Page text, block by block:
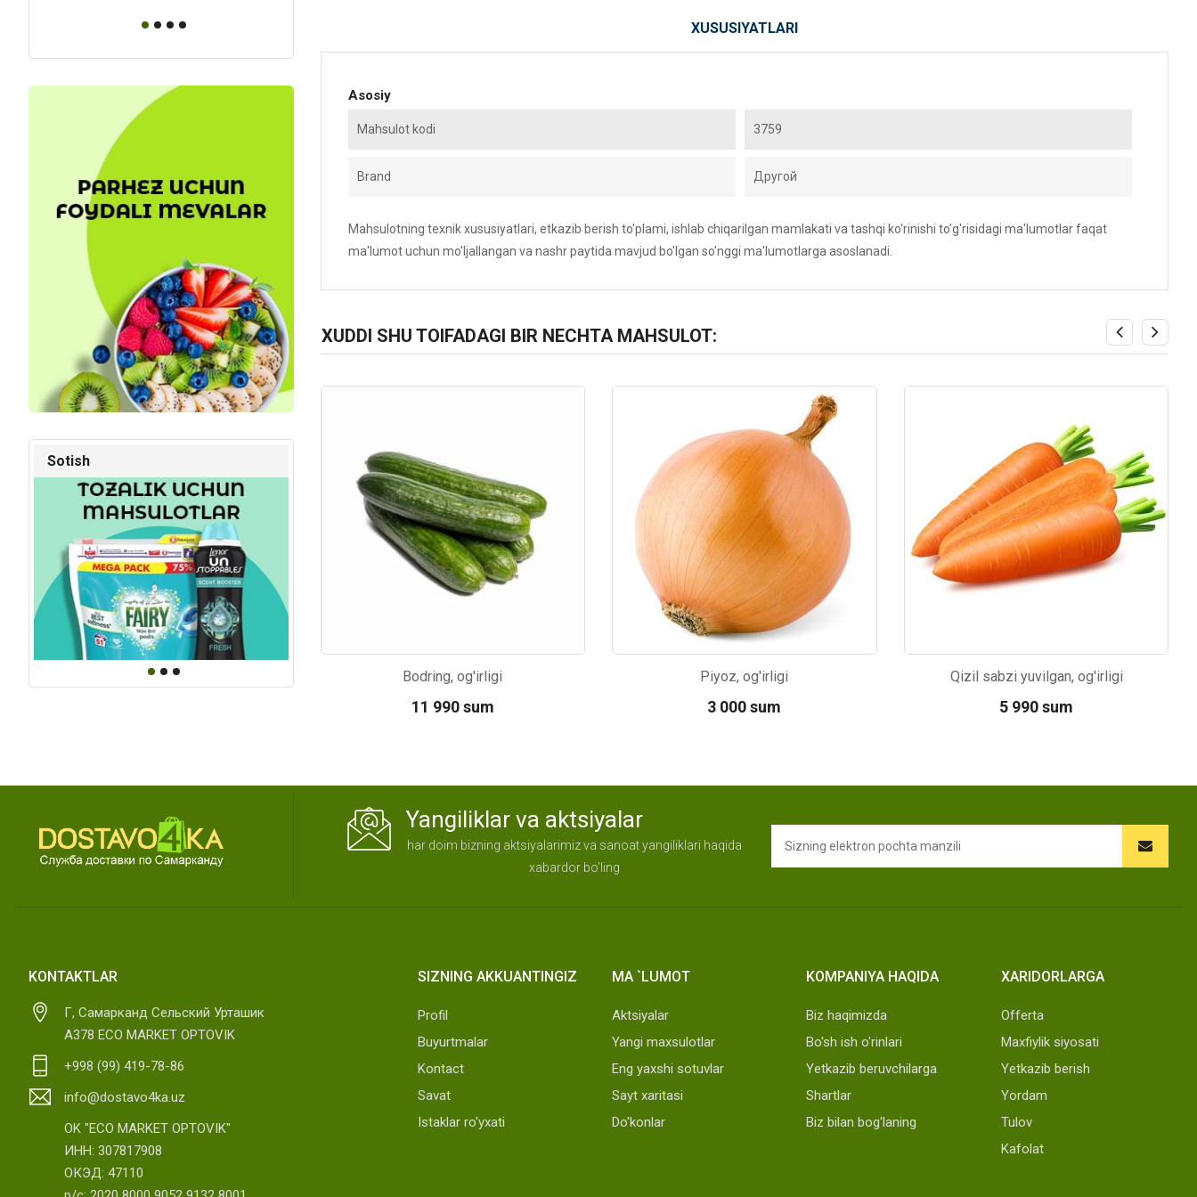
Sotish
XUSUSIYATLARI
Asosiy
Mahsulot kodi 3759
Brand Другой
Mahsulotning texnik xususiyatlari, etkazib berish to'plami, ishlab chiqarilgan mamlakati va tashqi ko'rinishi to'g'risidagi ma'lumotlar faqat
ma'lumot uchun mo'ljallangan va nashr paytida mavjud bo'lgan so'nggi ma'lumotlarga asoslanadi.
XUDDI SHU TOIFADAGI BIR NECHTA MAHSULOT:
Kod: 4912
Bodring, og'irligi
11 990 sum
Piyoz, og'irligi
3 000 sum
Qizil sabzi yuvilgan, og'irligi
5 990 sum
Yangiliklar va aktsiyalar
har doim bizning aktsiyalarimiz va sanoat yangiliklari haqida
xabardor bo'ling
KONTAKTLAR
Г, Самарканд Сельский Урташик
А378 ECO MARKET OPTOVIK
+998 (99) 419-78-86
info@dostavo4ka.uz
OK "ECO MARKET OPTOVIK"
ИНН: 307817908
ОКЭД: 47110
SIZNING AKKUANTINGIZ
Profil
Buyurtmalar
Kontact
Savat
Istaklar ro'yxati
MA `LUMOT
Aktsiyalar
Yangi maxsulotlar
Eng yaxshi sotuvlar
Sayt xaritasi
Do'konlar
KOMPANIYA HAQIDA
Biz haqimizda
Bo'sh ish o'rinlari
Yetkazib beruvchilarga
Shartlar
Biz bilan bog'laning
XARIDORLARGA
Offerta
Maxfiylik siyosati
Yetkazib berish
Yordam
Tulov
Kafolat